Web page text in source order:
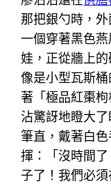
那把銀勺時，
一個穿著黑色
娃，正從牆上
像是小型瓦斯
著「極品紅棗
沾驚訝地瞪大
筆直，戴著白
揮：「沒時間
子了！我們必